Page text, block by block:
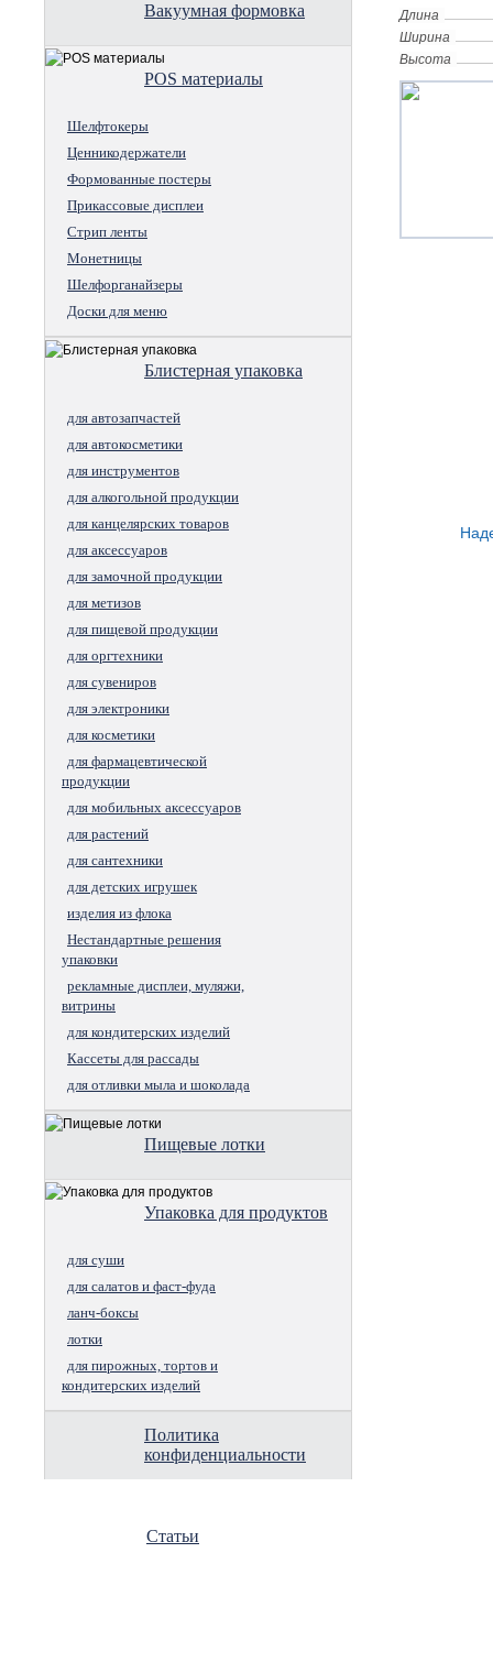
Вакуумная формовка
POS материалы
Шелфтокеры
Ценникодержатели
Формованные постеры
Прикассовые дисплеи
Стрип ленты
Монетницы
Шелфорганайзеры
Доски для меню
Блистерная упаковка
для автозапчастей
для автокосметики
для инструментов
для алкогольной продукции
для канцелярских товаров
для аксессуаров
для замочной продукции
для метизов
для пищевой продукции
для оргтехники
для сувениров
для электроники
для косметики
для фармацевтической
продукции
для мобильных аксессуаров
для растений
для сантехники
для детских игрушек
изделия из флока
Нестандартные решения
упаковки
рекламные дисплеи, муляжи,
витрины
для кондитерских изделий
Кассеты для рассады
для отливки мыла и шоколада
Пищевые лотки
Упаковка для продуктов
для суши
для салатов и фаст-фуда
ланч-боксы
лотки
для пирожных, тортов и
кондитерских изделий
Политика
конфиденциальности
Статьи
Длина
Ширина
Высота